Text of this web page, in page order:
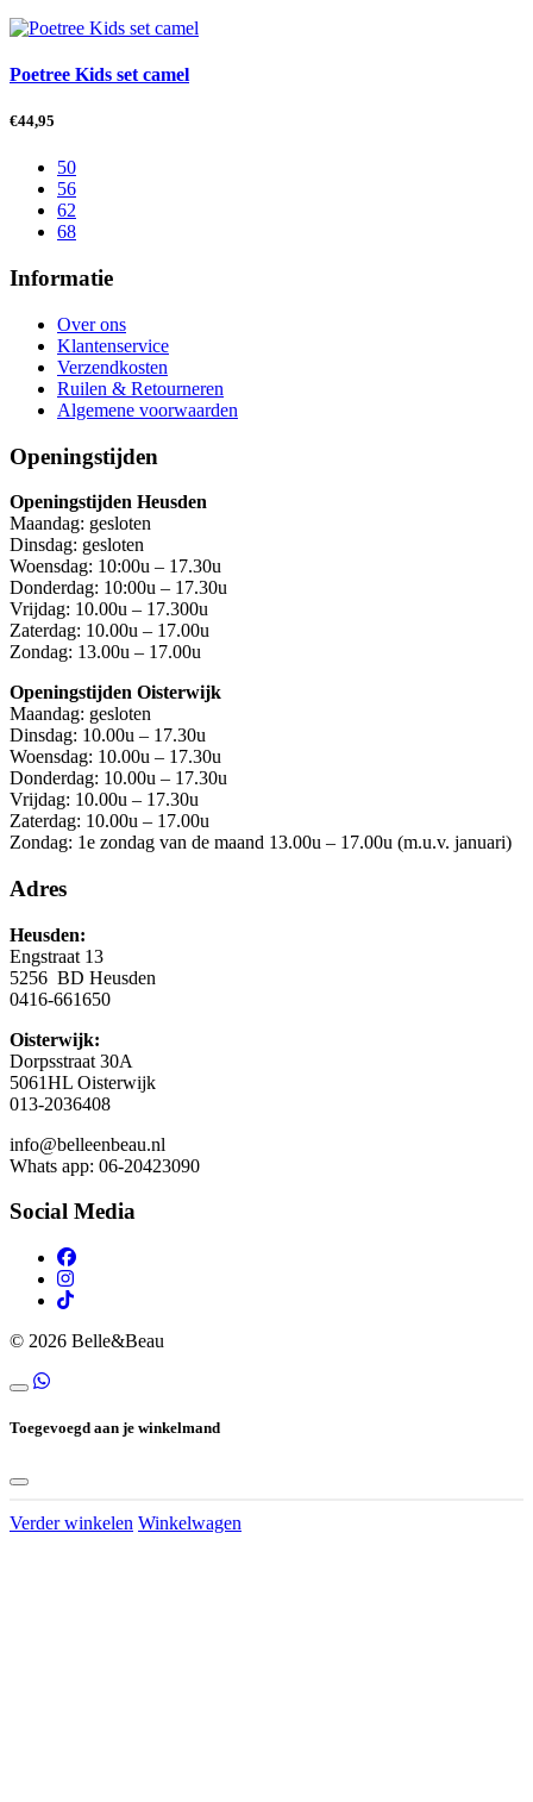
Poetree Kids set camel
€44,95
50
56
62
68
Informatie
Over ons
Klantenservice
Verzendkosten
Ruilen & Retourneren
Algemene voorwaarden
Openingstijden
Openingstijden Heusden
Maandag: gesloten
Dinsdag: gesloten
Woensdag: 10:00u – 17.30u
Donderdag: 10:00u – 17.30u
Vrijdag: 10.00u – 17.300u
Zaterdag: 10.00u – 17.00u
Zondag: 13.00u – 17.00u
Openingstijden Oisterwijk
Maandag: gesloten
Dinsdag: 10.00u – 17.30u
Woensdag: 10.00u – 17.30u
Donderdag: 10.00u – 17.30u
Vrijdag: 10.00u – 17.30u
Zaterdag: 10.00u – 17.00u
Zondag: 1e zondag van de maand 13.00u – 17.00u (m.u.v. januari)
Adres
Heusden:
Engstraat 13
5256 BD Heusden
0416-661650
Oisterwijk:
Dorpsstraat 30A
5061HL Oisterwijk
013-2036408
info@belleenbeau.nl
Whats app: 06-20423090
Social Media
© 2026 Belle&Beau
Toegevoegd aan je winkelmand
Verder winkelen Winkelwagen